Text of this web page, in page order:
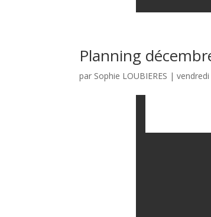
Planning
par Sophie LOUBIERES |